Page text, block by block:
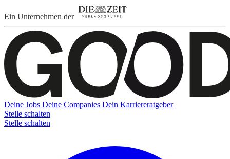
Ein Unternehmen der
Deine Jobs Deine Companies Dein Karriereratgeber
Stelle schalten
Stelle schalten